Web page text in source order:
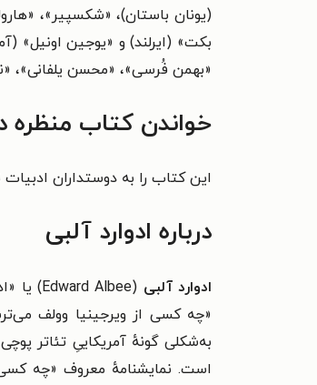
(یونان باستان)، «شکسپیر»،
بکت» (ایرلند) و «یوجین اونیل»
«بهمن فُرسی»، «محسن یلفانی»،
خواندن کتاب منظره
این کتاب را به دوستداران
درباره ادوارد آلبی
ادوارد آلبی (
Edward Albee) یا «
«چه کسی از ویرجینیا وولف
به‌شکلی گونهٔ آمریکاییِ تئاتر
است. نمایشنامهٔ معروف «چه